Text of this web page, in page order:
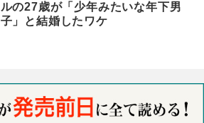
ルの27歳が「少年みたいな年下男
子」と結婚したワケ